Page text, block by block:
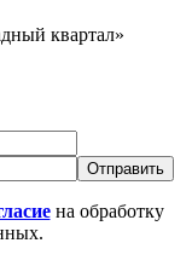
квартал»
на обработку